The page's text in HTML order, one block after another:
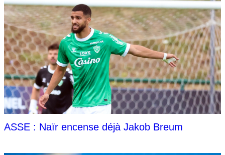
ASSE : Naïr encense déjà Jakob Breum